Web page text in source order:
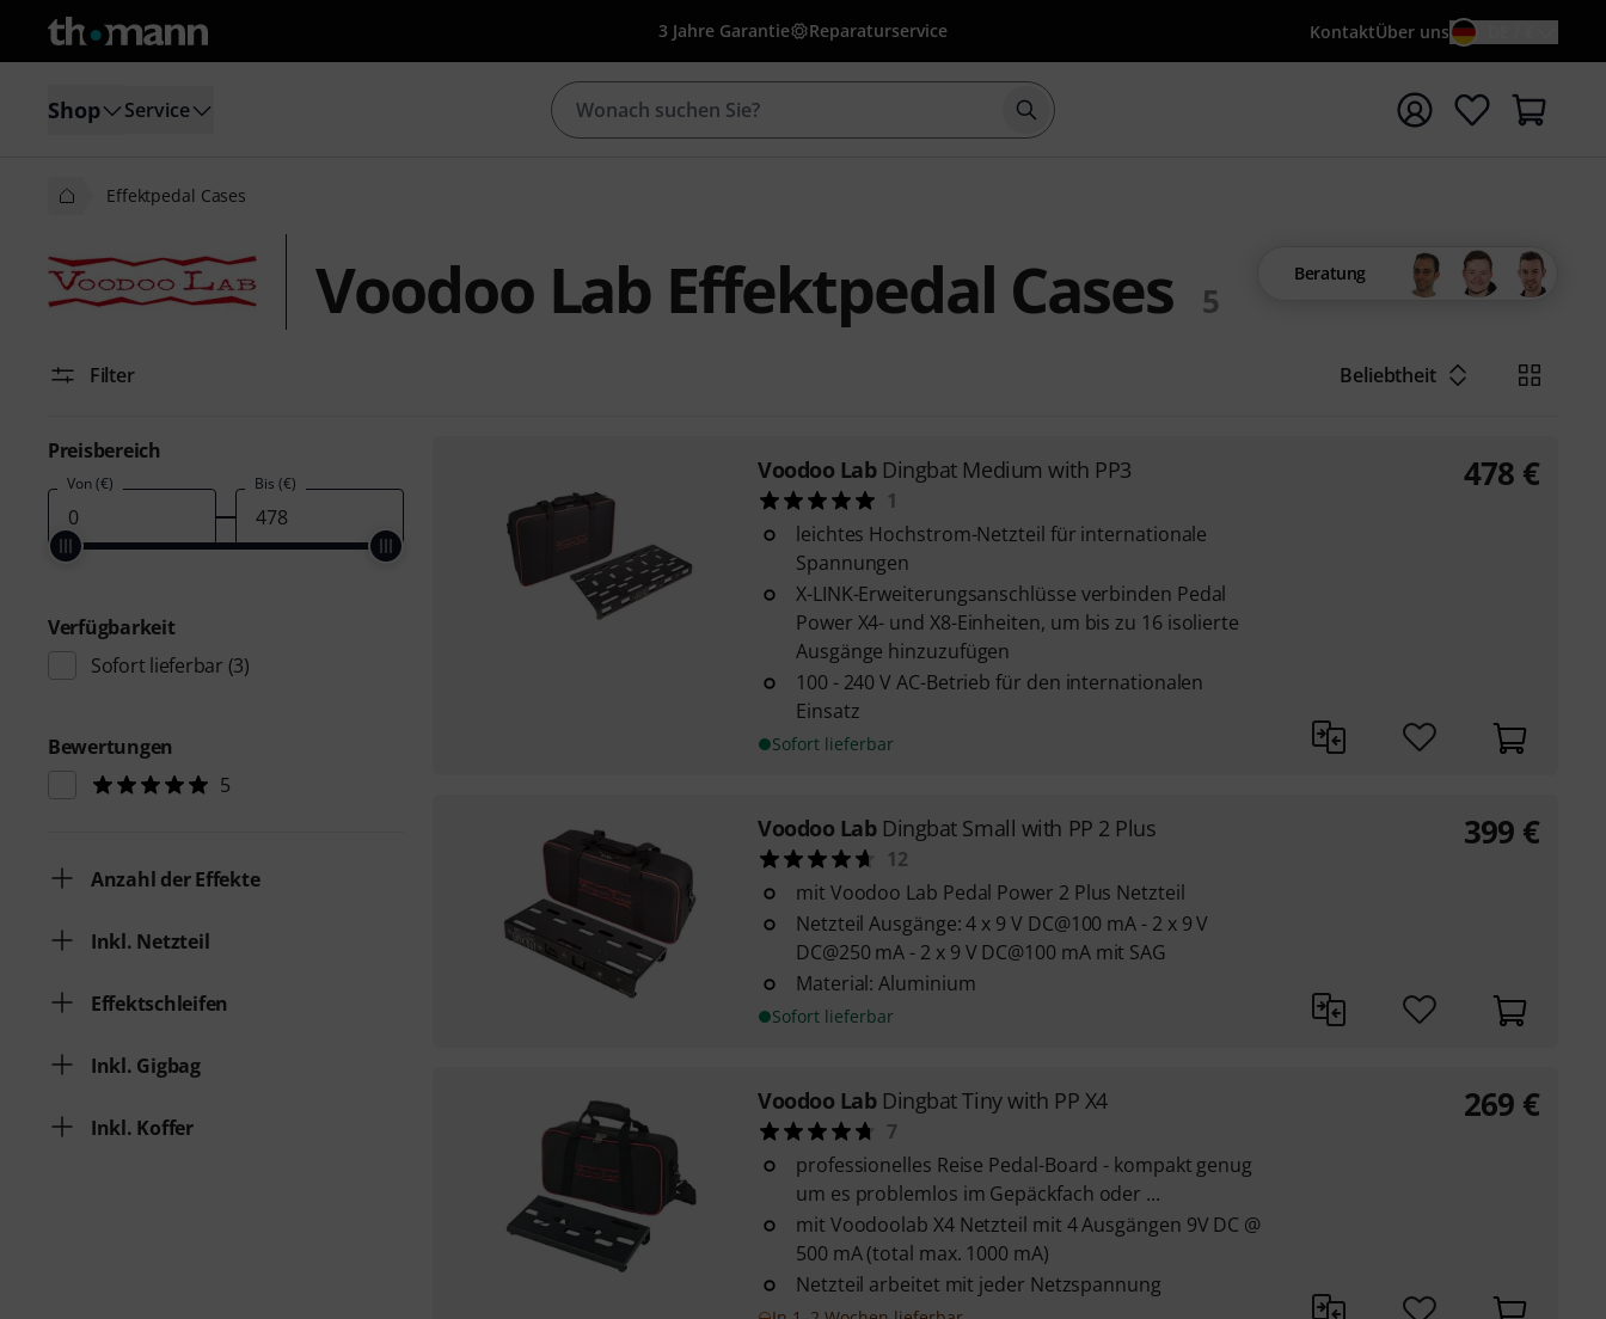
3 Jahre Garantie Reparaturservice KontaktÜber uns
Shop Service Suche mit Suchwort {searchTerm} starten
Effektpedal Cases
Voodoo Lab Effektpedal Cases 5
Beratung
Filter Beliebtheit
Preisbereich
Von (€) Bis (€)
Verfügbarkeit
Sofort lieferbar (3)
Bewertungen
5
Anzahl der Effekte
Inkl. Netzteil
Effektschleifen
Inkl. Gigbag
Inkl. Koffer
Voodoo Lab Dingbat Medium with PP3
1
leichtes Hochstrom-Netzteil für internationale
Spannungen
X-LINK-Erweiterungsanschlüsse verbinden Pedal
Power X4- und X8-Einheiten, um bis zu 16 isolierte
Ausgänge hinzuzufügen
100 - 240 V AC-Betrieb für den internationalen
Einsatz
Sofort lieferbar
478 €
Voodoo Lab Dingbat Small with PP 2 Plus
12
mit Voodoo Lab Pedal Power 2 Plus Netzteil
Netzteil Ausgänge: 4 x 9 V DC@100 mA - 2 x 9 V
DC@250 mA - 2 x 9 V DC@100 mA mit SAG
Material: Aluminium
Sofort lieferbar
399 €
Voodoo Lab Dingbat Tiny with PP X4
7
professionelles Reise Pedal-Board - kompakt genug
um es problemlos im Gepäckfach oder ...
mit Voodoolab X4 Netzteil mit 4 Ausgängen 9V DC @
500 mA (total max. 1000 mA)
Netzteil arbeitet mit jeder Netzspannung
269 €